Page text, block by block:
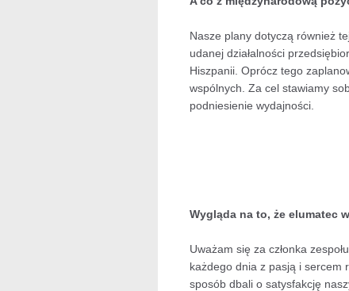
Nasze plany dotyczą również
udanej działalności
Hiszpanii. Oprócz tego
wspólnych. Za cel stawiamy
podniesienie wydajności.
Wygląda na to, że elumatec
Uważam się za członka
każdego dnia z pasją i sercem
sposób dbali o satysfakcję